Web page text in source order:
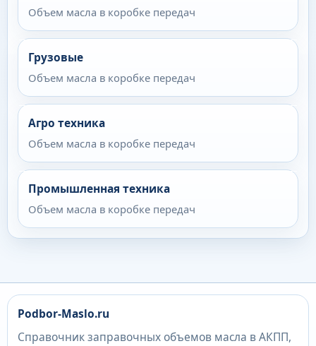
Объем масла в коробке передач
Грузовые
Объем масла в коробке передач
Агро техника
Объем масла в коробке передач
Промышленная техника
Объем масла в коробке передач
Podbor-Maslo.ru
Справочник заправочных объемов масла в АКПП,